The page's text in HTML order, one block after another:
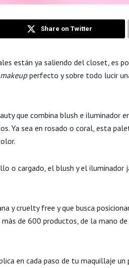
Share on Twitter
están ya saliendo del closet, es
makeupperfecto y sobre todo lucir
que combina blush e iluminador
Ya sea en rosado o coral, esta
o cargado, el blush y el iluminador
y cruelty free y que busca
de 600 productos, de la mano de
en cada paso de tu maquillaje un